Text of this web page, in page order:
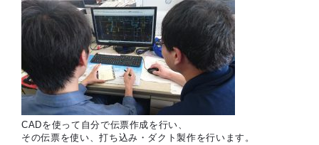
CADを使って自分で伝票作成を行い、
その伝票を使い、打ち込み・ダクト製作を行います。